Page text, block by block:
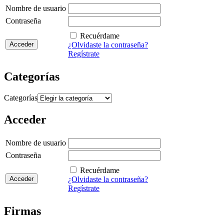
Nombre de usuario
Contraseña
Recuérdame
¿Olvidaste la contraseña?
Regístrate
Categorías
Categorías
Acceder
Nombre de usuario
Contraseña
Recuérdame
¿Olvidaste la contraseña?
Regístrate
Firmas